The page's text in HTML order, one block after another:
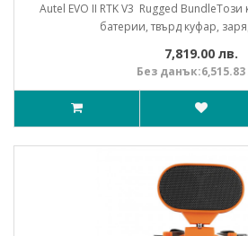
Autel EVO II RTK V3 Rugged
батерии, твърд куфар,
7,819.00 лв.
Без данък:6,515.83